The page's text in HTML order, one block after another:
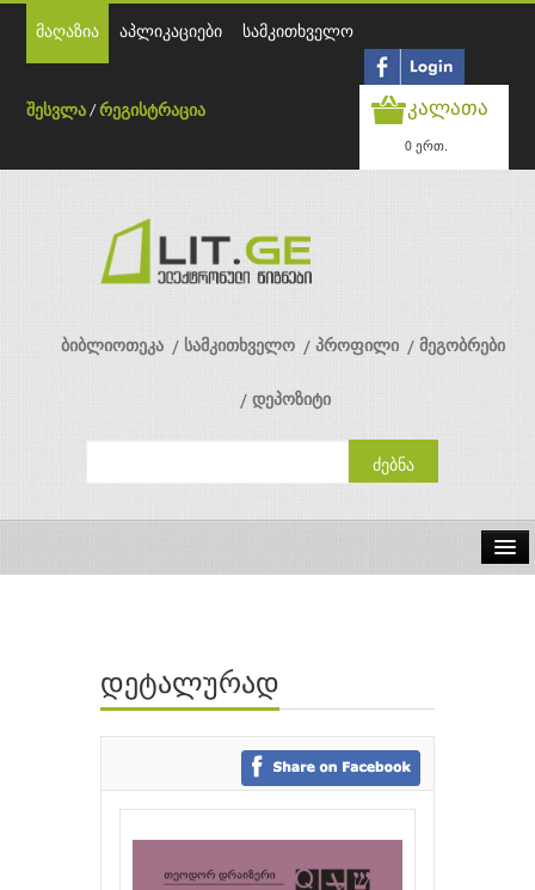
მაღაზია აპლიკაციები სამკითხველო
შესვლა /რეგისტრაცია კალათა
0 ერთ.
ბიბლიოთეკა სამკითხველო პროფილი მეგობრები
დეპოზიტი
ავტორები
გამომცემლობები
დეტალურად